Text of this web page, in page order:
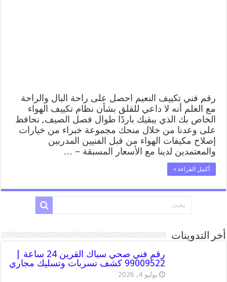
رقم فني تكييف النعيم احصل على راحة البال والراحة
مع العلم أنه لا داعي للقلق بشأن نظام تكييف الهواء
الخاص بك الذي يبقيك باردًا طوال فصل الصيف, نحافظ
على وعدنا من خلال منحك مجموعة خبراء من خيارات
إصلاح مكيفات الهواء من قبل الفنيين المدربين
والمعتمدين لدينا مع الأسعار المسبقة – …
أكمل القراءة »
أخر التدوينات
رقم فني صحي سباك القرين 24 ساعة |
99009522 كشف تسربات وتسليك مجاري
يوليو 4, 2026